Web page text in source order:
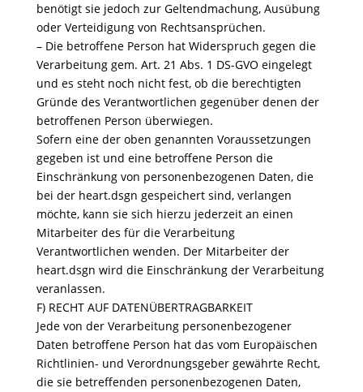
benötigt sie jedoch zur Geltendmachung, Ausübung
oder Verteidigung von Rechtsansprüchen.
– Die betroffene Person hat Widerspruch gegen die
Verarbeitung gem. Art. 21 Abs. 1 DS-GVO eingelegt
und es steht noch nicht fest, ob die berechtigten
Gründe des Verantwortlichen gegenüber denen der
betroffenen Person überwiegen.
Sofern eine der oben genannten Voraussetzungen
gegeben ist und eine betroffene Person die
Einschränkung von personenbezogenen Daten, die
bei der heart.dsgn gespeichert sind, verlangen
möchte, kann sie sich hierzu jederzeit an einen
Mitarbeiter des für die Verarbeitung
Verantwortlichen wenden. Der Mitarbeiter der
heart.dsgn wird die Einschränkung der Verarbeitung
veranlassen.
F) RECHT AUF DATENÜBERTRAGBARKEIT
Jede von der Verarbeitung personenbezogener
Daten betroffene Person hat das vom Europäischen
Richtlinien- und Verordnungsgeber gewährte Recht,
die sie betreffenden personenbezogenen Daten,